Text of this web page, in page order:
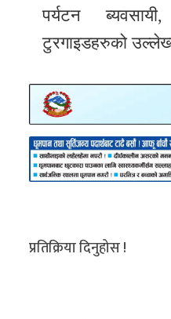
पर्यटन
टुरगाइडहरुको
प्रतिक्रिया दिनुहोस !